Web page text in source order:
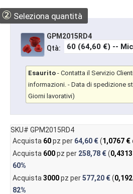
② Seleziona quantità
GPM2015RD4
Qtà:
Esaurito - Contatta il Servizio
informazioni. - Data di spedizione
Giorni lavorativi)
SKU# GPM2015RD4
Acquista 60pz per 64,60 €(1,0767 €
Acquista 600pz per 258,78 €(
60%
Acquista3000pz per577,20 €(
82%